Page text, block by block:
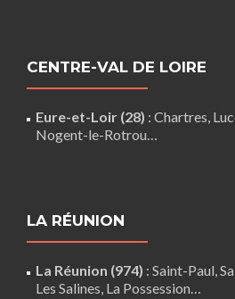
CENTRE-VAL DE LOIRE
Eure-et-Loir (28) : Chartres,
Nogent-le-Rotrou…
LA RÉUNION
La Réunion (974) : Saint-Paul,
Les Salines, La Possession…